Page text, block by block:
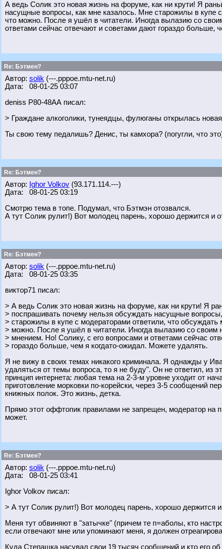
А ведь Солик это новая жизнь на форуме, как ни крути! Я
насущные вопросы, как мне казалось. Мне старожилы в купе
что можно. После я ушёл в читатели. Иногда вылазию со
ответами сейчас отвечают и советами дают гораздо больше,
Re: Бэтмен?
Автор: solik (---.pppoe.mtu-net.ru)
Дата: 08-01-25 03:07
deniss Р80-48АА писал:
> Граждане алкоголики, тунеядцы, фулюганы открылась
Ты свою тему педалишь? Денис, ты камхора? (погугли, что
Re: Бэтмен?
Автор: Ighor Volkov (93.171.114.---)
Дата: 08-01-25 03:19
Смотрю тема в топе. Подумал, что Бэтмэн отозвался.
А тут Солик рулит!) Вот молодец парень, хорошо держится и
Re: Бэтмен?
Автор: solik (---.pppoe.mtu-net.ru)
Дата: 08-01-25 03:35
виктор71 писал:
> А ведь Солик это новая жизнь на форуме, как ни крути! Я
> поспрашивать почему нельзя обсуждать насущные
> старожилы в купе с модераторами ответили, что обсуждать
> можно. После я ушёл в читатели. Иногда вылазию со своим
> мнением. Но! Солику, с его вопросами и ответами сейчас
> гораздо больше, чем я когдато-ожидал. Можете удалять.
Я не вижу в своих темах никакого криминала. Я однажды у
удаляться от темы вопроса, то я не буду". Он не ответил, из
принцип интернета: любая тема на 2-3-м уровне уходит от
приготовление морковки по-корейски, через 3-5 сообщений
книжных полок. Это жизнь, детка.
Прямо этот оффтопик правилами не запрещен, модератор на
может.
Re: Бэтмен?
Автор: solik (---.pppoe.mtu-net.ru)
Дата: 08-01-25 03:41
Ighor Volkov писал:
> А тут Солик рулит!) Вот молодец парень, хорошо держится и
Меня тут обвиняют в "затычке" (причем те п=аболы, кто
если отвечают мне или упоминают меня, я должен
Куда Степашка насувал свои 19 тысяч сообщений и кто его